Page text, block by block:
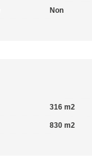
Non
316 m2
830 m2